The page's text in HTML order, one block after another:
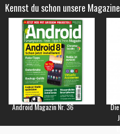
Kennst du schon unsere
Android Magazin Nr. 36